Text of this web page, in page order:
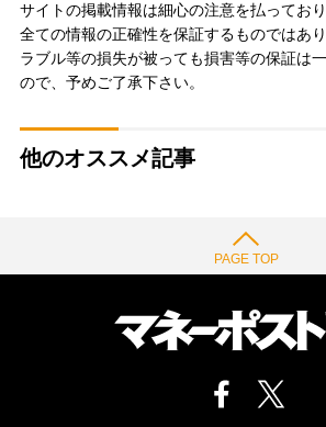
サイトの掲載情報は細心の注意を払ってお
全ての情報の正確性を保証するものではあ
ラブル等の損失が被っても損害等の保証は
ので、予めご了承下さい。
他のオススメ記事
PAGE TOP